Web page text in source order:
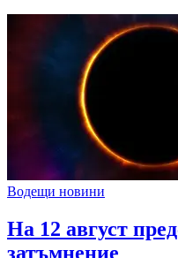
Водещи новини
На 12 август
затъмнение